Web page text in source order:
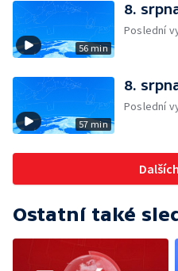
56 min
8.
Poslední
57 min
8.
Poslední
Ostatní také